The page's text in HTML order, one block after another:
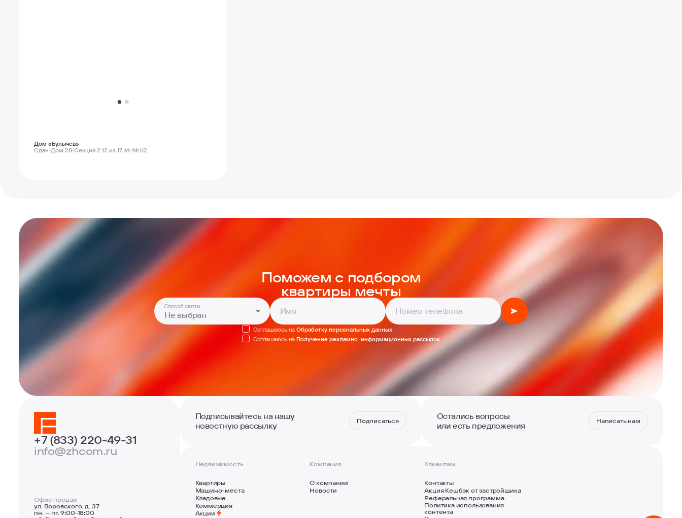
Дом «Булычев»
Сдан Дом 28 Секция 2 12 из 17 эт. №112
Поможем с подбором
квартиры мечты
Способ связи
Не выбран
Соглашаюсь наОбработку персональных данных
Соглашаюсь наПолучение рекламно-информационных рассылок
+7 (833) 220-49-31
info@zhcom.ru
Офис продаж
ул. Воровского, д. 37
пн. — пт. 9:00-18:00
Подписывайтесь на нашу
новостную рассылку
Подписаться
Остались вопросы
или есть предложения
Написать нам
Недвижимость
Квартиры
Машино-места
Кладовые
Коммерция
Акции
Компания
О компании
Новости
Клиентам
Контакты
Акция Кешбэк от застройщика
Реферальная программа
Политика использования
контента